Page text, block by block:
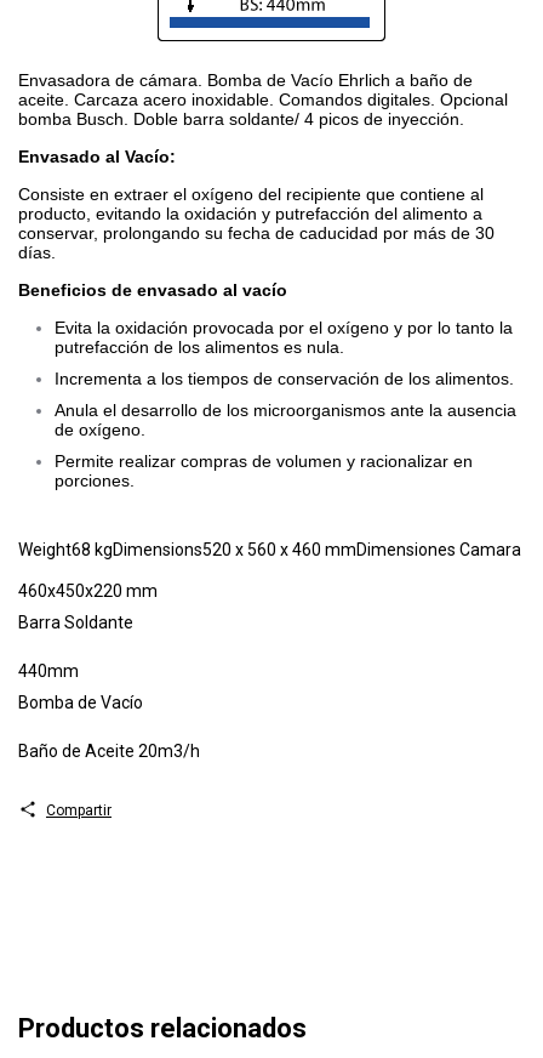
Envasadora de cámara. Bomba de Vacío Ehrlich a baño de
aceite. Carcaza acero inoxidable. Comandos digitales. Opcional
bomba Busch. Doble barra soldante/ 4 picos de inyección.
Envasado al Vacío:
Consiste en extraer el oxígeno del recipiente que contiene al
producto, evitando la oxidación y putrefacción del alimento a
conservar, prolongando su fecha de caducidad por más de 30
días.
Beneficios de envasado al vacío
Evita la oxidación provocada por el oxígeno y por lo tanto la
putrefacción de los alimentos es nula.
Incrementa a los tiempos de conservación de los alimentos.
Anula el desarrollo de los microorganismos ante la ausencia
de oxígeno.
Permite realizar compras de volumen y racionalizar en
porciones.
Weight68 kgDimensions520 x 560 x 460 mmDimensiones Camara
460x450x220 mm
Barra Soldante
440mm
Bomba de Vacío
Baño de Aceite 20m3/h
Compartir
Productos relacionados